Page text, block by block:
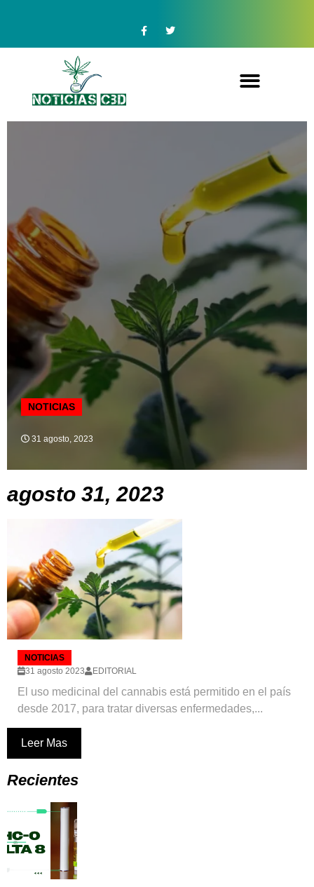
NOTICIAS
31 agosto, 2023
agosto 31, 2023
NOTICIAS
31 agosto 2023
EDITORIAL
El uso medicinal del cannabis está permitido en el país
desde 2017, para tratar diversas enfermedades,...
Leer Mas
Recientes